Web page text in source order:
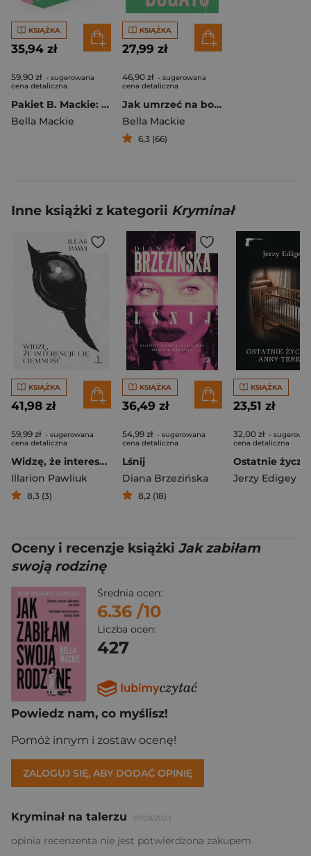
KSIĄŻKA
35,94 zł
59,90 zł - sugerowana
cena detaliczna
Pakiet B. Mackie: Jak zabiłam swoją rodzinę / Jak umrzeć na bogato
Bella Mackie
KSIĄŻKA
27,99 zł
46,90 zł - sugerowana
cena detaliczna
Jak umrzeć na bogato
Bella Mackie
6,3 (66)
Inne książki z kategorii Kryminał
KSIĄŻKA
41,98 zł
59,99 zł - sugerowana
cena detaliczna
Widzę, że interesuje cię ciemność
Illarion Pawliuk
8,3 (3)
KSIĄŻKA
36,49 zł
54,99 zł - sugerowana
cena detaliczna
Lśnij
Diana Brzezińska
8,2 (18)
KSIĄŻKA
23,51 zł
32,00 zł -
cena detaliczna
Jerzy Edigey
Oceny i recenzje książki Jak zabiłam
swoją rodzinę
Średnia ocen:
6.36 /10
Liczba ocen:
427
Powiedz nam, co myślisz!
Pomóż innym i zostaw ocenę!
ZALOGUJ SIĘ, ABY DODAĆ OPINIĘ
Kryminał na talerzu 01/08/2023
opinia recenzenta nie jest potwierdzona zakupem